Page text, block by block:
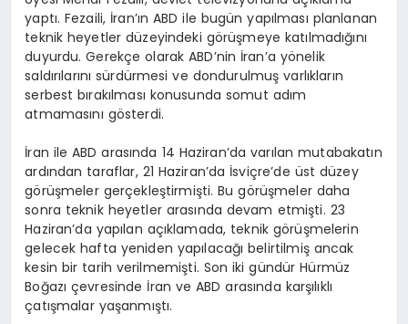
yaptı. Fezaili, İran’ın ABD ile bugün yapılması planlanan
teknik heyetler düzeyindeki görüşmeye katılmadığını
duyurdu. Gerekçe olarak ABD’nin İran’a yönelik
saldırılarını sürdürmesi ve dondurulmuş varlıkların
serbest bırakılması konusunda somut adım
atmamasını gösterdi.
İran ile ABD arasında 14 Haziran’da varılan mutabakatın
ardından taraflar, 21 Haziran’da İsviçre’de üst düzey
görüşmeler gerçekleştirmişti. Bu görüşmeler daha
sonra teknik heyetler arasında devam etmişti. 23
Haziran’da yapılan açıklamada, teknik görüşmelerin
gelecek hafta yeniden yapılacağı belirtilmiş ancak
kesin bir tarih verilmemişti. Son iki gündür Hürmüz
Boğazı çevresinde İran ve ABD arasında karşılıklı
çatışmalar yaşanmıştı.